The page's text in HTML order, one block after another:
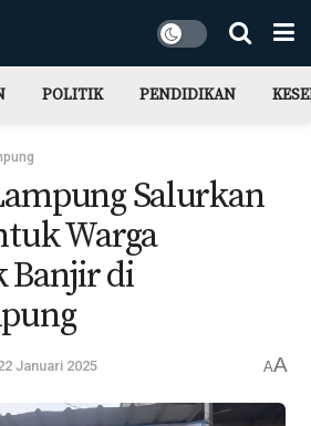
POLITIK PENDIDIKAN
Salurkan
Warga
Banjir di
Januari 2025 AA